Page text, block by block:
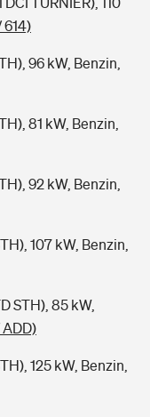
614)
96 kW, Benzin,
81 kW, Benzin,
92 kW, Benzin,
107 kW, Benzin,
STH), 85 kW,
125 kW, Benzin,